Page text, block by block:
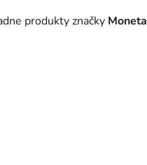
produkty značky Moneta